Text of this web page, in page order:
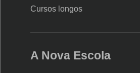
Cursos longos
A Nova Escola